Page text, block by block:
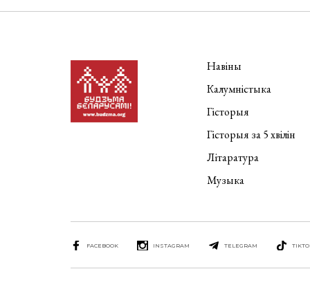
Навіны
Калумністыка
Гісторыя
Гісторыя за 5 хвілін
Літаратура
Музыка
FACEBOOK INSTAGRAM TELEGRAM